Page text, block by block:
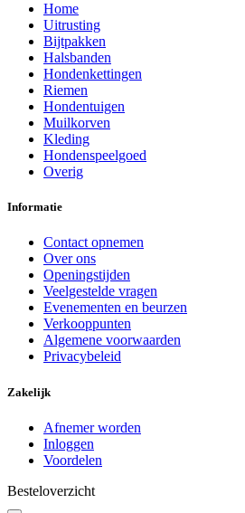
Home
Uitrusting
Bijtpakken
Halsbanden
Hondenkettingen
Riemen
Hondentuigen
Muilkorven
Kleding
Hondenspeelgoed
Overig
Informatie
Contact opnemen
Over ons
Openingstijden
Veelgestelde vragen
Evenementen en beurzen
Verkooppunten
Algemene voorwaarden
Privacybeleid
Zakelijk
Afnemer worden
Inloggen
Voordelen
Besteloverzicht